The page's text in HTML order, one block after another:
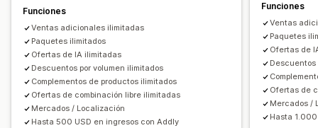
Precios que puedes fijar
Precios fijos
Precios por niveles
Descuentos por cantidad
Descuentos
Descuentos por volumen
Descuentos globales Descuentos porcentuales
Descuentos en el carrito Envío gratis
Suscripciones
Precios al por mayor
Precios de mayorista
Ofertas y recomendaciones
Garantías Protección de los envíos
Envoltura de regalo Envío gratis
Complementos de productos
Recomendaciones de productos
Compras conjuntas frecuentes
Paquetes
Funciones
Ventas adicionales ilimitadas
Paquetes ilimitados
Ofertas de IA ilimitadas
Descuentos por volumen ilimitados
Complementos de productos ilimitados
Ofertas de combinación libre ilimitadas
Mercados / Localización
Hasta 500 USD en ingresos con Addly
Funciones
Ventas
Paquetes
Ofertas de
Descuentos
Ofertas de
Mercados /
Hasta